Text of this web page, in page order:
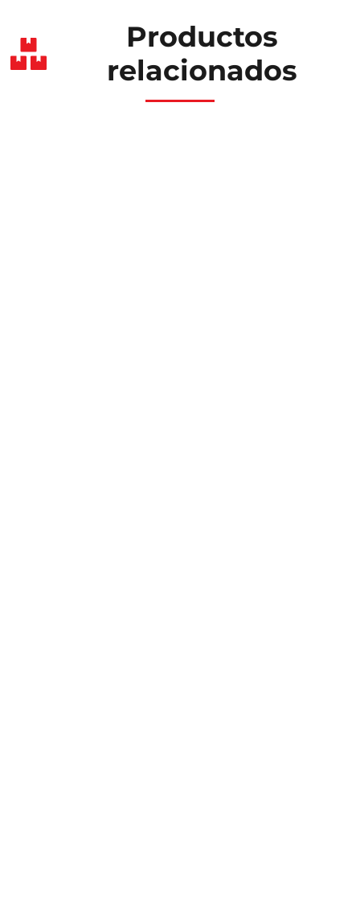
Productos
relacionados